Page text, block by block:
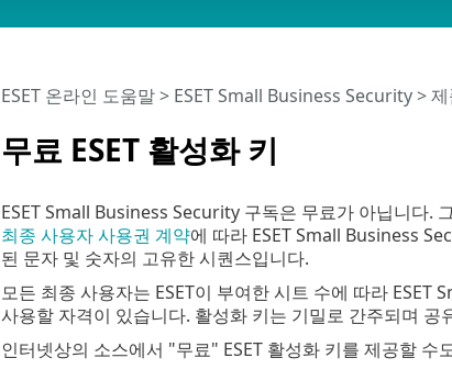
무료 ESET 활성화 키
ESET 온라인 도움말> ESET Small Business Security>
ESET Small Business Security 구독은 무료가 아닙니다.
최종 사용자 사용권 계약에 따라 ESET Small Business
된 문자 및 숫자의 고유한 시퀀스입니다.
모든 최종 사용자는 ESET이 부여한 시트 수에 따라
사용할 자격이 있습니다. 활성화 키는 기밀로 간주되며 공
인터넷상의 소스에서 "무료" ESET 활성화 키를 제공할 수